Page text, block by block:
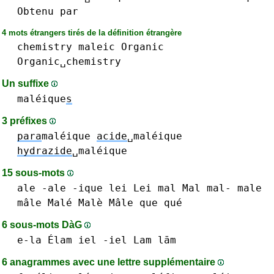
Obtenu
par
4 mots étrangers tirés de la définition étrangère
chemistry maleic
Organic
Organic␣chemistry
Un suffixe
maléiques
3 préfixes
paramaléique acide␣maléique
hydrazide␣maléique
15 sous-mots
ale -ale -ique lei Lei mal Mal mal-
male
mâle Malé Malè Mâle
que qué
6 sous-mots DàG
e-la Élam iel -iel Lam lām
6 anagrammes avec une lettre supplémentaire